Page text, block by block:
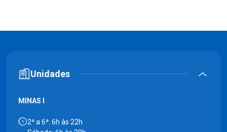
Unidades
MINAS I
2ª a 6ª: 6h às 22h